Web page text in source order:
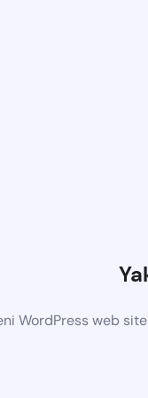
WordPress web